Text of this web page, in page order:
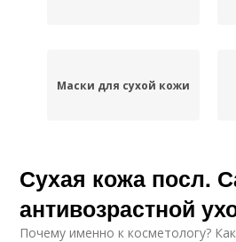
Маски для сухой кожи
Маски для кожи
Сухая кожа посл.
антивозрастной
Почему именно к косметологу?